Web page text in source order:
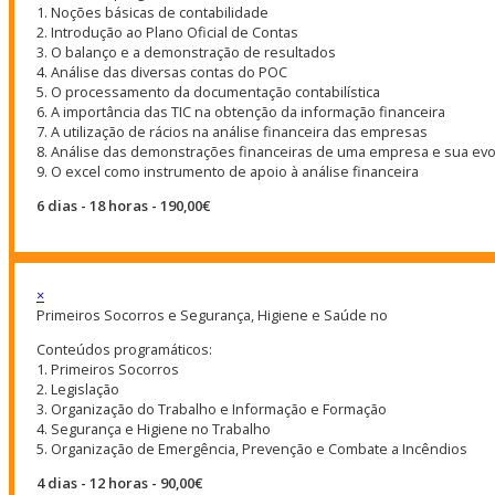
1. Noções básicas de contabilidade
2. Introdução ao Plano Oficial de Contas
3. O balanço e a demonstração de resultados
4. Análise das diversas contas do POC
5. O processamento da documentação contabilística
6. A importância das TIC na obtenção da informação financeira
7. A utilização de rácios na análise financeira das empresas
8. Análise das demonstrações financeiras de uma empresa e sua
9. O excel como instrumento de apoio à análise financeira
6 dias - 18 horas - 190,00€
×
Primeiros Socorros e Segurança, Higiene e Saúde no
Conteúdos programáticos:
1. Primeiros Socorros
2. Legislação
3. Organização do Trabalho e Informação e Formação
4. Segurança e Higiene no Trabalho
5. Organização de Emergência, Prevenção e Combate a Incêndios
4 dias - 12 horas - 90,00€